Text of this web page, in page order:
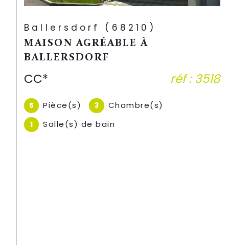
Fessenheim (68740)
FESSENHEIM : IMMEUBLE -
713.07M2 !
508 800 € réf : 3410
20 Pièce(s)